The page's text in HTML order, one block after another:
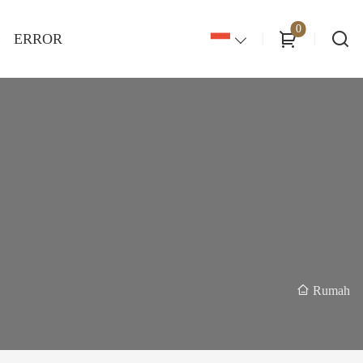
ERROR
0
Rumah